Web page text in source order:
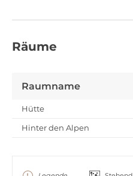
Räume
Raumname
Hütte
Hinter den Alpen